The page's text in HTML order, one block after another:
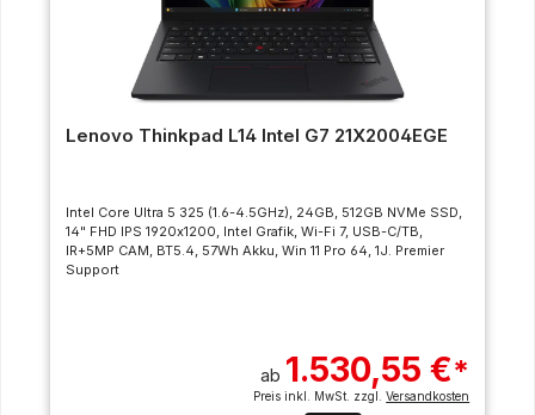
Lenovo Thinkpad L14 Intel G7 21X2004EGE
Intel Core Ultra 5 325 (1.6-4.5GHz), 24GB, 512GB NVMe SSD,
14" FHD IPS 1920x1200, Intel Grafik, Wi-Fi 7, USB-C/TB,
IR+5MP CAM, BT5.4, 57Wh Akku, Win 11 Pro 64, 1J. Premier
Support
ab 1.530,55 €*
Preis inkl. MwSt. zzgl.Versandkosten